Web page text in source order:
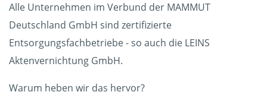
Alle Unternehmen im Verbund der MAMMUT
Deutschland GmbH sind zertifizierte
Entsorgungsfachbetriebe - so auch die LEINS
Aktenvernichtung GmbH.
Warum heben wir das hervor?